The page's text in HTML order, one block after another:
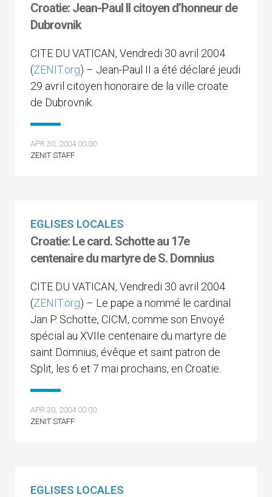
Croatie: Jean-Paul II citoyen d’honneur de
Dubrovnik
CITE DU VATICAN, Vendredi 30 avril 2004
(ZENIT.org) – Jean-Paul II a été déclaré jeudi
29 avril citoyen honoraire de la ville croate
de Dubrovnik.
APR 30, 2004 00:00
ZENIT STAFF
EGLISES LOCALES
Croatie: Le card. Schotte au 17e
centenaire du martyre de S. Domnius
CITE DU VATICAN, Vendredi 30 avril 2004
(ZENIT.org) – Le pape a nommé le cardinal
Jan P. Schotte, CICM, comme son Envoyé
spécial au XVIIe centenaire du martyre de
saint Domnius, évêque et saint patron de
Split, les 6 et 7 mai prochains, en Croatie.
APR 30, 2004 00:00
ZENIT STAFF
EGLISES LOCALES